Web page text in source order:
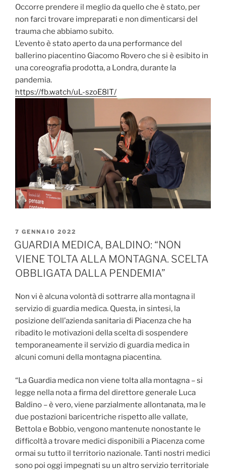
Occorre prendere il meglio da quello che è stato, per
non farci trovare impreparati e non dimenticarsi del
trauma che abbiamo subito.
L’evento è stato aperto da una performance del
ballerino piacentino Giacomo Rovero che si è esibito in
una coreografia prodotta, a Londra, durante la
pandemia.
https://fb.watch/uL-szoE8lT/
PUBBLICATO
IL
7 GENNAIO 2022
GUARDIA MEDICA, BALDINO: “NON
VIENE TOLTA ALLA MONTAGNA. SCELTA
OBBLIGATA DALLA PENDEMIA”
Non vi è alcuna volontà di sottrarre alla montagna il
servizio di guardia medica. Questa, in sintesi, la
posizione dell’azienda sanitaria di Piacenza che ha
ribadito le motivazioni della scelta di sospendere
temporaneamente il servizio di guardia medica in
alcuni comuni della montagna piacentina.
“La Guardia medica non viene tolta alla montagna – si
legge nella nota a firma del direttore generale Luca
Baldino – è vero, viene parzialmente allontanata, ma le
due postazioni baricentriche rispetto alle vallate,
Bettola e Bobbio, vengono mantenute nonostante le
difficoltà a trovare medici disponibili a Piacenza come
ormai su tutto il territorio nazionale. Tanti nostri medici
sono poi oggi impegnati su un altro servizio territoriale